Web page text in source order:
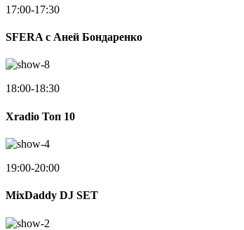
17:00-17:30
SFERA с Аней Бондаренко
18:00-18:30
Xradio Топ 10
19:00-20:00
MixDaddy DJ SET